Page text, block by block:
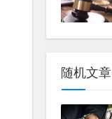
随机文章